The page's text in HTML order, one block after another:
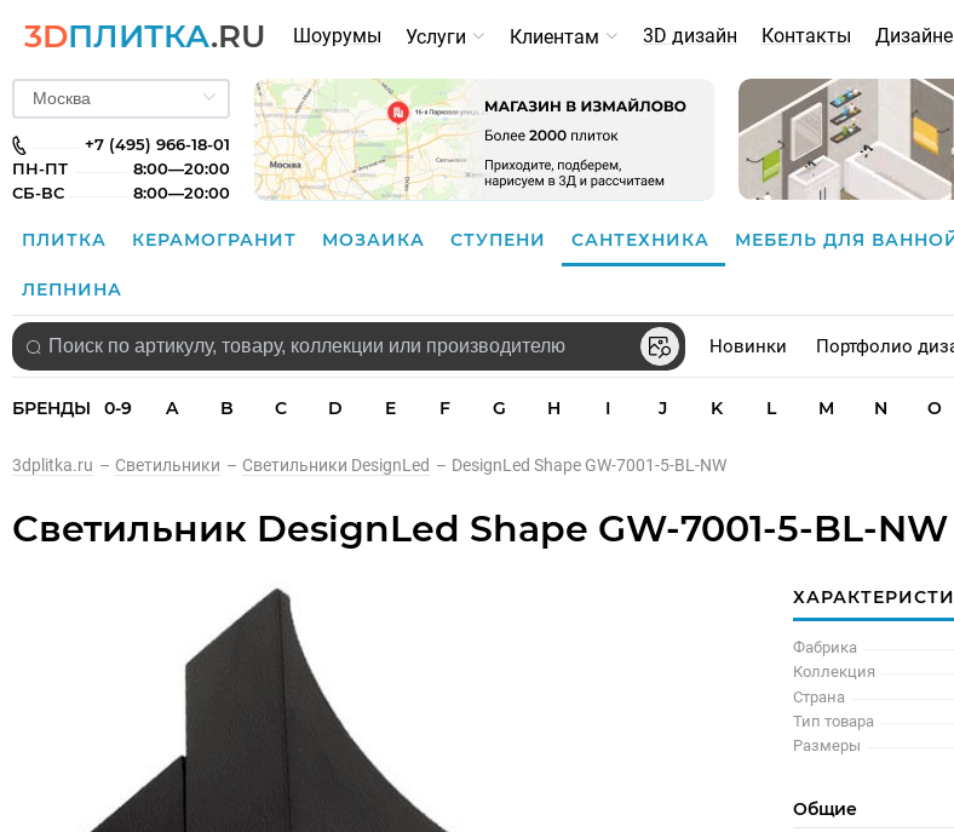
3DПЛИТКА.RU Шоурумы Услуги Клиентам 3D дизайн Контакты
+7 (495) 966-18-01
ПН-ПТ
8:00—20:00
СБ-ВС
8:00—20:00
ПЛИТКА КЕРАМОГРАНИТ МОЗАИКА СТУПЕНИ САНТЕХНИКА МЕБЕЛЬ ДЛЯ
ЛЕПНИНА
Новинки Портфолио
БРЕНДЫ 0-9 A B C D E F G H I J K L M N O
3dplitka.ru – Светильники – Светильники DesignLed – DesignLed Shape GW-7001-5-BL-NW
Светильник DesignLed Shape GW-7001-5-BL-NW
Фабрика
Коллекция
Страна
Тип товара
Размеры
Общие